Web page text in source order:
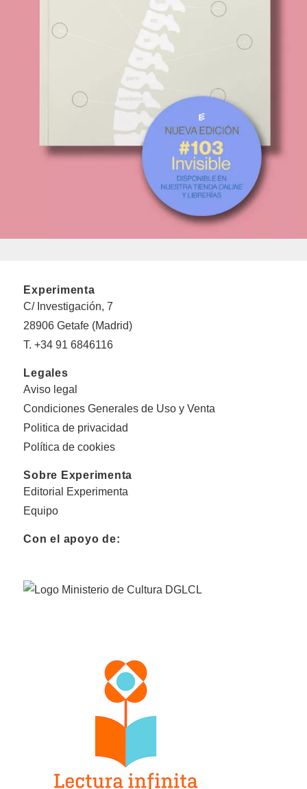
Experimenta
C/ Investigación, 7
28906 Getafe (Madrid)
T. +34 91 6846116
Legales
Aviso legal
Condiciones Generales de Uso y Venta
Politica de privacidad
Política de cookies
Sobre Experimenta
Editorial Experimenta
Equipo
Con el apoyo de: